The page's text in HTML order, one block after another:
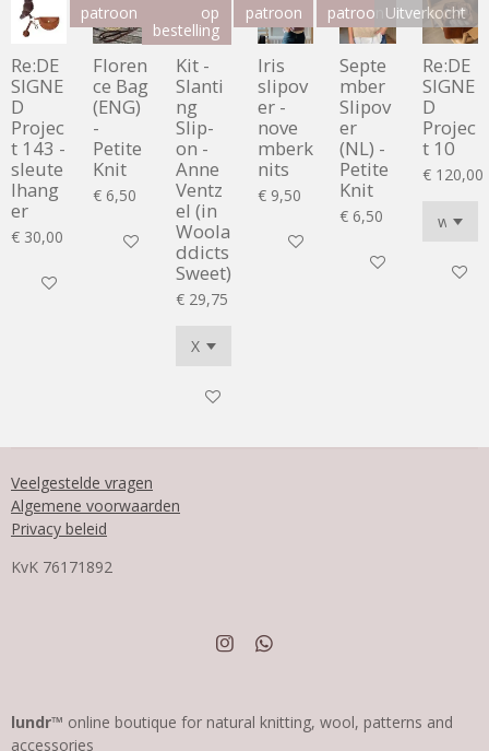
Re:DE
SIGNE
D
Projec
t 143 -
sleute
lhang
er
€ 30,00
In winkelwagen
patroon
Floren
ce Bag
(ENG)
-
Petite
Knit
€ 6,50
In winkelwagen
op
bestelling
Kit -
Slanti
ng
Slip-
on -
Anne
Ventz
el (in
Woola
ddicts
Sweet)
€ 29,75
In winkelwagen
patroon
Iris
slipov
er -
nove
mberk
nits
€ 9,50
In winkelwagen
patroon
Septe
mber
Slipov
er
(NL) -
Petite
Knit
€ 6,50
In winkelwagen
Uitverkocht
Re:DE
SIGNE
D
Projec
t 10
€ 120,00
Houd
Veelgestelde vragen
Algemene voorwaarden
Privacy beleid
KvK 76171892
I
a
W
s
lundr™ online boutique for natural knitting, wool, patterns and
accessories